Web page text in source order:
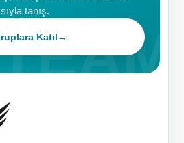
tanış.
Katıl→